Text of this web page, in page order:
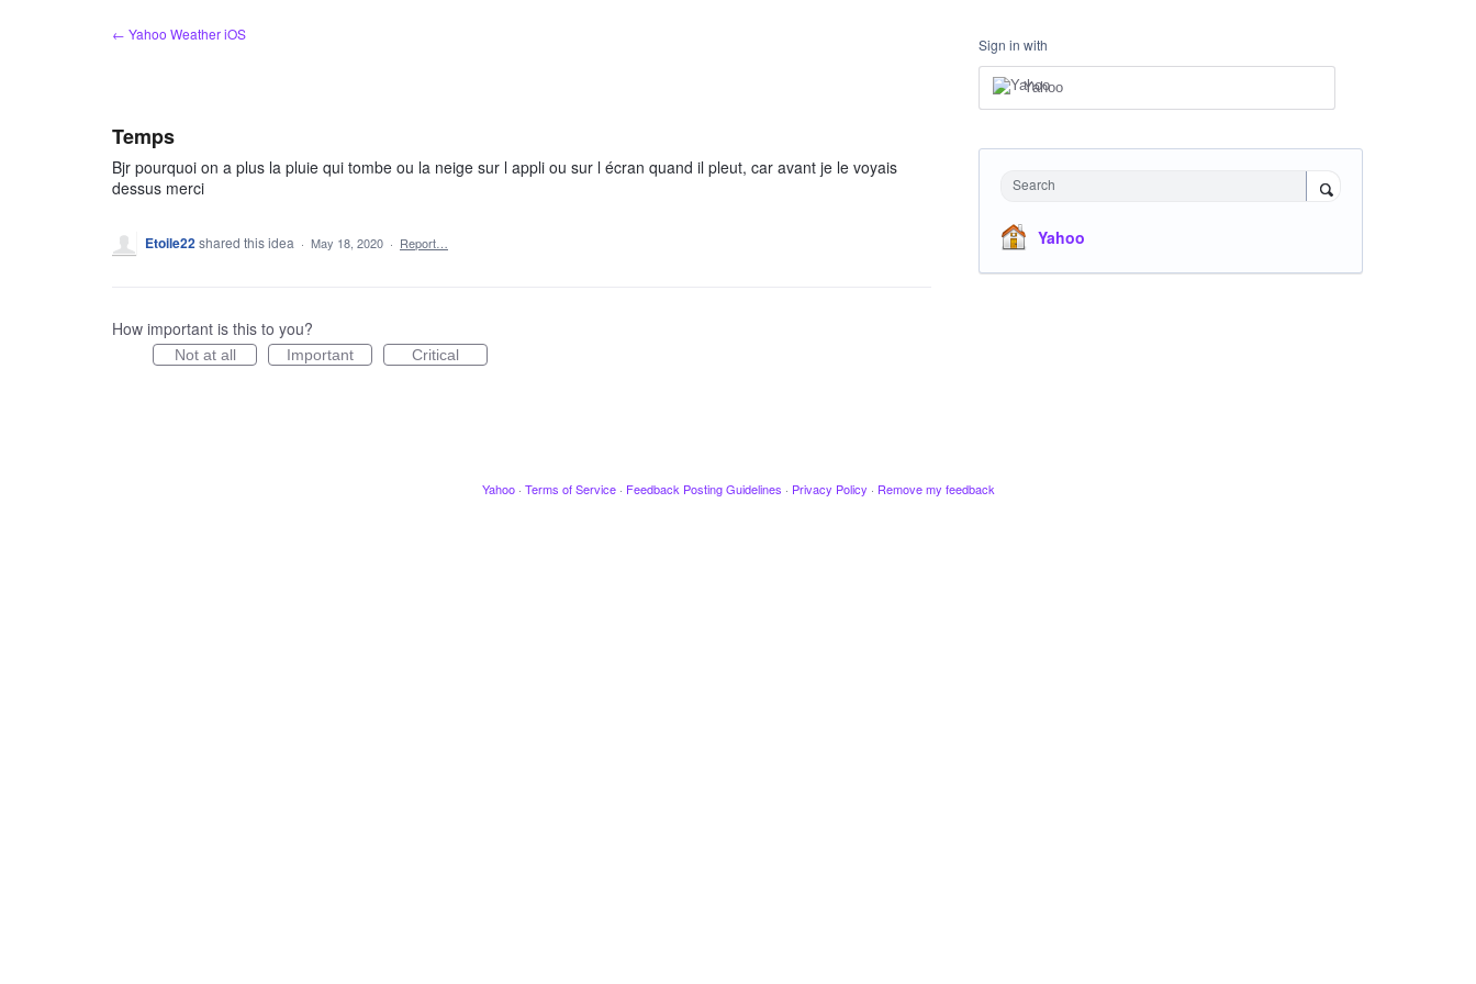
← Yahoo Weather iOS
Temps
Bjr pourquoi on a plus la pluie qui tombe ou la neige sur l appli ou sur l écran quand il pleut, car avant je le voyais
dessus merci
Etoile22shared this idea · May 18, 2020 · Report…
How important is this to you?
Not at all Important Critical
Sign in with
Yahoo
Search
Yahoo
Yahoo · Terms of Service · Feedback Posting Guidelines · Privacy Policy · Remove my feedback